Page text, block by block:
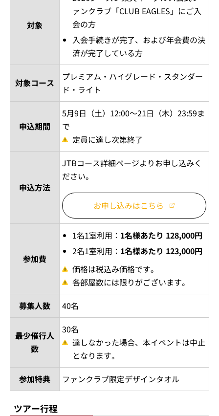
対象
ァンクラブ「CLUB EAGLES」にご入
会の方
入会手続きが完了、および年会費の決
済が完了している方
対象コース
プレミアム・ハイグレード・スタンダー
ド・ライト
申込期間
5月9日（土）12:00～21日（木）23:59ま
で
定員に達し次第終了
申込方法
JTBコース詳細ページよりお申し込みく
ださい。
お申し込みはこちら
参加費
1名1室利用： 1名様あたり 128,000円
2名1室利用： 1名様あたり 123,000円
価格は税込み価格です。
各部屋数には限りがございます。
募集人数
40名
最少催行人
数
30名
達しなかった場合、本イベントは中止
となります。
参加特典
ファンクラブ限定デザインタオル
ツアー行程